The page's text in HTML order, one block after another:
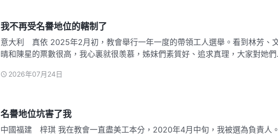
我不再受名譽地位的轄制了
意大利 真依 2025年2月初，教會舉行一年一度的帶領工人選舉。看到林芳、文
晴和陳星的票數很高，我心裏就很羡慕，姊妹們素質好、追求真理，大家對她們
落，看來我在大家心中的形象太差了，没什麽分量，想想就覺得很丢人。後來，
2026年07月24日
名譽地位坑害了我
中國福建 梓琪 我在教會一直盡美工本分，2020年4月中旬，我被選為負責人。